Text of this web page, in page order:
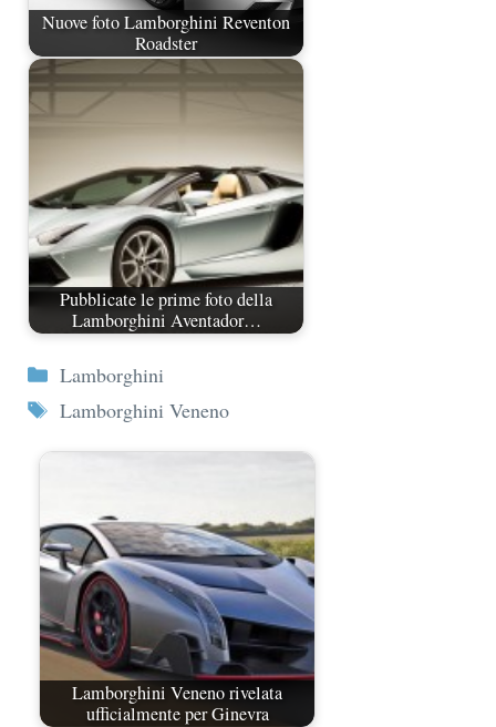
Nuove foto Lamborghini Reventon
Roadster
Pubblicate le prime foto della
Lamborghini Aventador…
Categorie
Lamborghini
Tag
Lamborghini Veneno
Lamborghini Veneno rivelata
ufficialmente per Ginevra